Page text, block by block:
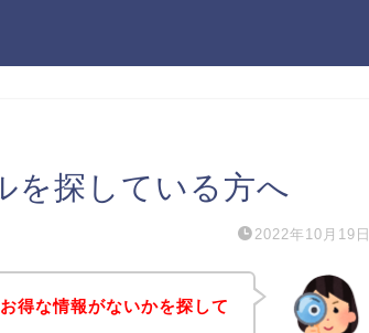
を探している方へ
2022年10月19日
得な情報がないかを探して